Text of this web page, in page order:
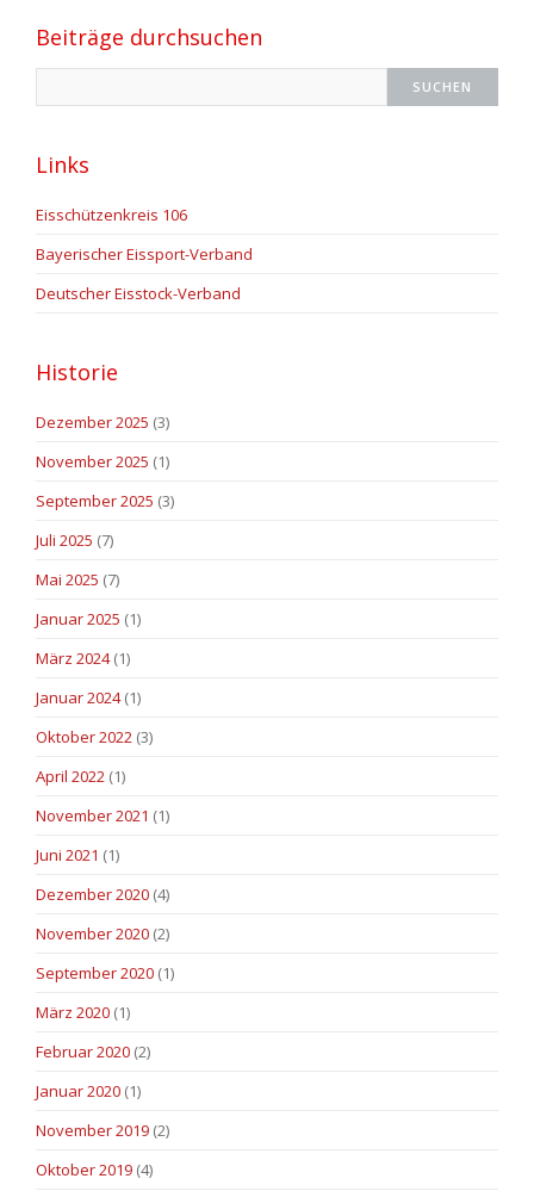
Beiträge durchsuchen
Links
Eisschützenkreis 106
Bayerischer Eissport-Verband
Deutscher Eisstock-Verband
Historie
Dezember 2025 (3)
November 2025 (1)
September 2025 (3)
Juli 2025 (7)
Mai 2025 (7)
Januar 2025 (1)
März 2024(1)
Januar 2024(1)
Oktober 2022 (3)
April 2022 (1)
November 2021 (1)
Juni 2021 (1)
Dezember 2020 (4)
November 2020 (2)
September 2020 (1)
März 2020 (1)
Februar 2020 (2)
Januar 2020 (1)
November 2019 (2)
Oktober 2019 (4)